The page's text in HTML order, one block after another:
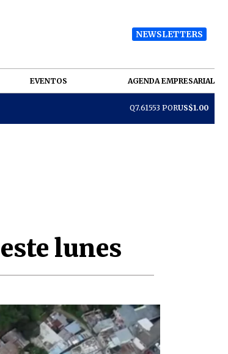
NEWSLETTERS
EVENTOS AGENDA EMPRESARIAL
Q7.61553 PORUS$1.00
lunes